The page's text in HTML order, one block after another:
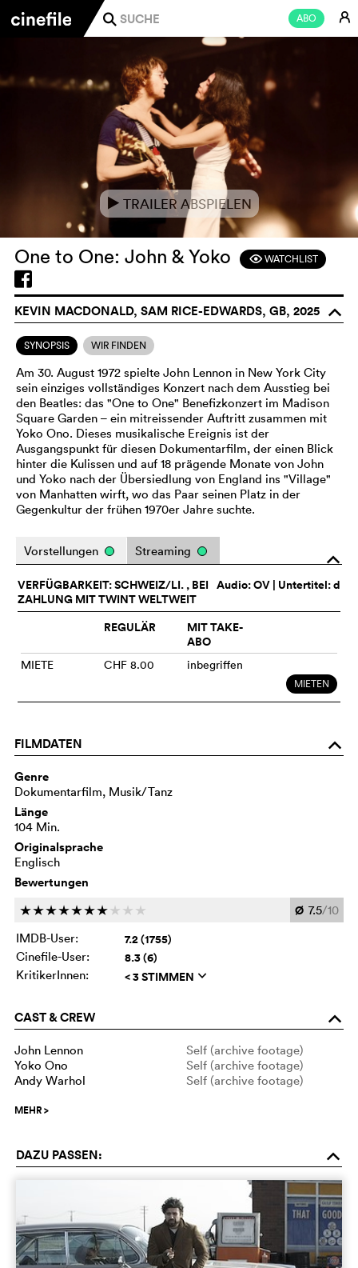
ABO E
j
e TRAILER ABSPIELEN
One to One: John & Yoko FWATCHLIST
KEVIN MACDONALD, SAM RICE-EDWARDS, GB, 2025 o
SYNOPSIS WIR FINDEN
Am 30. August 1972 spielte John Lennon in New York City
sein einziges vollständiges Konzert nach dem Ausstieg bei
den Beatles: das "One to One" Benefizkonzert im Madison
Square Garden – ein mitreissender Auftritt zusammen mit
Yoko Ono. Dieses musikalische Ereignis ist der
Ausgangspunkt für diesen Dokumentarfilm, der einen Blick
hinter die Kulissen und auf 18 prägende Monate von John
und Yoko nach der Übersiedlung von England ins "Village"
von Manhatten wirft, wo das Paar seinen Platz in der
Gegenkultur der frühen 1970er Jahre suchte.
o
Vorstellungen Streaming
Audio:OV | Untertitel: d
VERFÜGBARKEIT: SCHWEIZ/LI. , BEI
ZAHLUNG MIT TWINT WELTWEIT
REGULÄR
MIT TAKE-
ABO
MIETE CHF 8.00 inbegriffen
MIETEN
FILMDATEN o
Genre
Dokumentarfilm, Musik/Tanz
Länge
104 Min.
Originalsprache
Englisch
Bewertungen
ccccccc c c c Ø 7.5/10
IMDB-User:
7.2 (1755)
Cinefile-User: 8.3 (6)
KritikerInnen: < 3 STIMMEN q
CAST & CREW o
John Lennon
Self (archive footage)
Yoko Ono
Self (archive footage)
Andy Warhol
Self (archive footage)
MEHR>
DAZU PASSEN: o